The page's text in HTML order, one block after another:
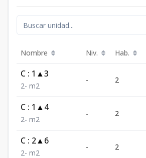
Nombre Niv. Hab.
C : 1▲3
2- m2
- 2
C : 1▲4
2- m2
- 2
C : 2▲6
2- m2
- 2